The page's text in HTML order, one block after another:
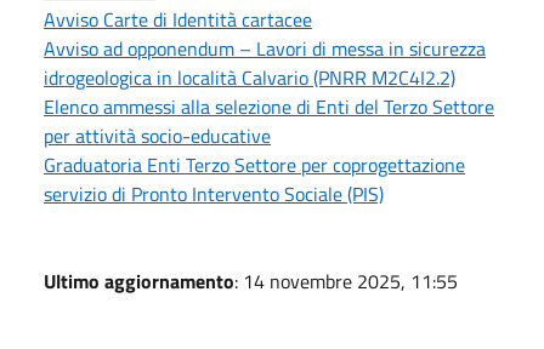
Avviso Carte di Identità cartacee
Avviso ad opponendum – Lavori di messa in sicurezza
idrogeologica in località Calvario (PNRR M2C4I2.2)
Elenco ammessi alla selezione di Enti del Terzo Settore
per attività socio-educative
Graduatoria Enti Terzo Settore per coprogettazione
servizio di Pronto Intervento Sociale (PIS)
Ultimo aggiornamento: 14 novembre 2025, 11:55